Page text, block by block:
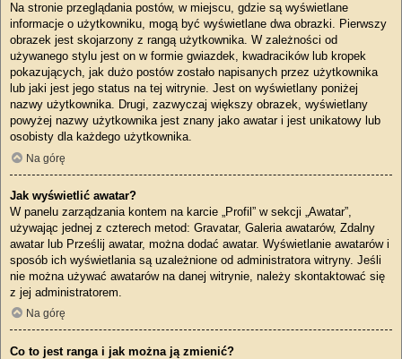
Na stronie przeglądania postów, w miejscu, gdzie są wyświetlane
informacje o użytkowniku, mogą być wyświetlane dwa obrazki. Pierwszy
obrazek jest skojarzony z rangą użytkownika. W zależności od
używanego stylu jest on w formie gwiazdek, kwadracików lub kropek
pokazujących, jak dużo postów zostało napisanych przez użytkownika
lub jaki jest jego status na tej witrynie. Jest on wyświetlany poniżej
nazwy użytkownika. Drugi, zazwyczaj większy obrazek, wyświetlany
powyżej nazwy użytkownika jest znany jako awatar i jest unikatowy lub
osobisty dla każdego użytkownika.
Na górę
Jak wyświetlić awatar?
W panelu zarządzania kontem na karcie „Profil” w sekcji „Awatar”,
używając jednej z czterech metod: Gravatar, Galeria awatarów, Zdalny
awatar lub Prześlij awatar, można dodać awatar. Wyświetlanie awatarów i
sposób ich wyświetlania są uzależnione od administratora witryny. Jeśli
nie można używać awatarów na danej witrynie, należy skontaktować się
z jej administratorem.
Na górę
Co to jest ranga i jak można ją zmienić?